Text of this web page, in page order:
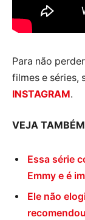
Para não
filmes e séries,
INSTAGRAM.
VEJA
Essa série
Emmy e é
Ele não